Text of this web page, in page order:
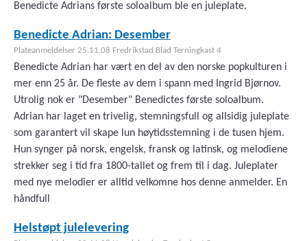
Benedicte Adrians første soloalbum ble en juleplate.
Benedicte Adrian: Desember
Plateanmeldelser 25.11.08 Fredrikstad Blad Terningkast 4
Benedicte Adrian har vært en del av den norske popkulturen i
mer enn 25 år. De fleste av dem i spann med Ingrid Bjørnov.
Utrolig nok er "Desember" Benedictes første soloalbum.
Adrian har laget en trivelig, stemningsfull og allsidig juleplate
som garantert vil skape lun høytidsstemning i de tusen hjem.
Hun synger på norsk, engelsk, fransk og latinsk, og melodiene
strekker seg i tid fra 1800-tallet og frem til i dag. Juleplater
med nye melodier er alltid velkomne hos denne anmelder. En
håndfull
Helstøpt julelevering